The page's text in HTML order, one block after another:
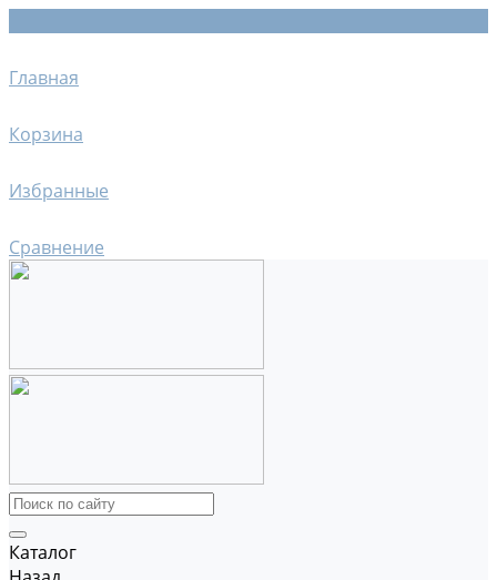
Главная
Корзина
Избранные
Сравнение
Каталог